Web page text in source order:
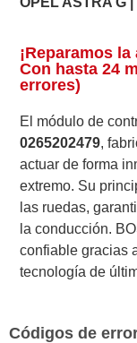
¡Reparamos
Con hasta 24
errores)
El módulo de
0265202479,
actuar de forma
extremo. Su
las ruedas,
la conducción.
confiable gracias
tecnología de
Códigos de